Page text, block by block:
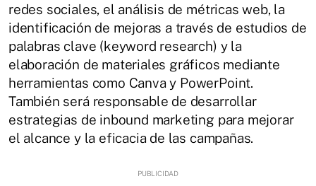
redes sociales, el análisis de métricas web, la
identificación de mejoras a través de estudios de
palabras clave (keyword research) y la
elaboración de materiales gráficos mediante
herramientas como Canva y PowerPoint.
También será responsable de desarrollar
estrategias de inbound marketing para mejorar
el alcance y la eficacia de las campañas.